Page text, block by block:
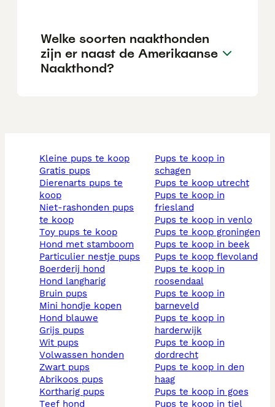
Welke soorten naakthonden
zijn er naast de Amerikaanse
Naakthond?
kleine pups te koop
gratis pups
dierenarts pups te
koop
niet-rashonden pups
te koop
toy pups te koop
hond met stamboom
particulier nestje pups
boerderij hond
hond langharig
bruin pups
mini hondje kopen
hond blauwe
grijs pups
wit pups
volwassen honden
zwart pups
abrikoos pups
kortharig pups
teef hond
pups te koop in
schagen
pups te koop utrecht
pups te koop in
friesland
pups te koop in venlo
pups te koop groningen
pups te koop in beek
pups te koop flevoland
pups te koop in
roosendaal
pups te koop in
barneveld
pups te koop in
harderwijk
pups te koop in
dordrecht
pups te koop in den
haag
pups te koop in goes
pups te koop in tiel